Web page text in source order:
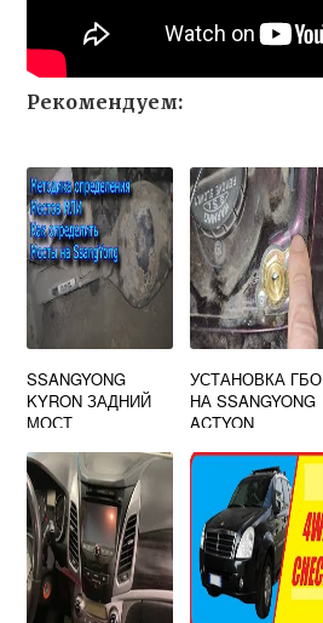
Рекомендуем:
SSANGYONG
KYRON ЗАДНИЙ
МОСТ
УСТАНОВКА ГБО
НА SSANGYONG
ACTYON